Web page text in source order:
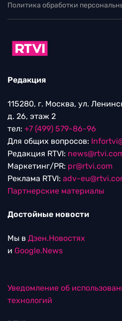
Политика обработки
Редакция
115280, г. Москва, ул.
д. 26, этаж 2
тел: +7 (499) 579-86-96
Для общих вопросов:
Редакция RTVI:
Маркетинг/PR: pr@rtvi.com
Реклама RTVI: adv-
Партнерские материалы
Достойные новости
Мы в Дзен.Новостях
и Google.News
Уведомление об
технологий